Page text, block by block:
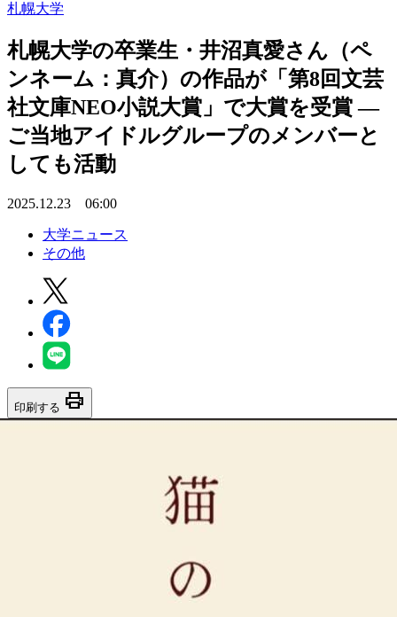
札幌大学
札幌大学の卒業生・井沼真愛さん（ペ
ンネーム：真介）の作品が「第8回文芸
社文庫NEO小説大賞」で大賞を受賞 ―
ご当地アイドルグループのメンバーと
しても活動
2025.12.23 06:00
大学ニュース
その他
印刷する print